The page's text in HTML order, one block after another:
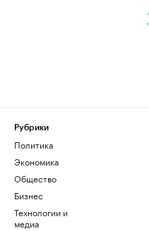
Рубрики
Политика
Экономика
Общество
Бизнес
Технологии и
медиа